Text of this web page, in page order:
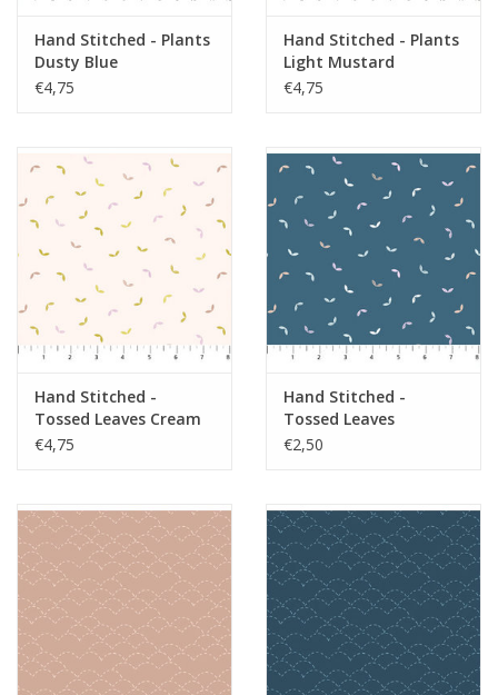
Hand Stitched - Plants
Dusty Blue
€4,75
Hand Stitched - Plants
Light Mustard
€4,75
Hand Stitched -
Tossed Leaves Cream
Pink
€4,75
Hand Stitched -
Tossed Leaves
Bluestone
€2,50